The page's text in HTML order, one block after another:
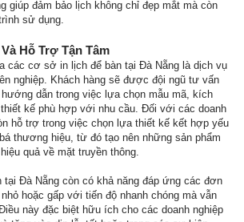
giúp đảm bảo lịch không chỉ đẹp mắt mà còn
sử dụng.
Hỗ Trợ Tận Tâm
các cơ sở in lịch để bàn tại Đà Nẵng là dịch vụ
nghiệp. Khách hàng sẽ được đội ngũ tư vấn
dẫn trong việc lựa chọn mẫu mã, kích
kế phù hợp với nhu cầu. Đối với các doanh
hỗ trợ trong việc chọn lựa thiết kế kết hợp yếu
thương hiệu, từ đó tạo nên những sản phẩm
quả về mặt truyền thông.
tại Đà Nẵng còn có khả năng đáp ứng các đơn
hoặc gấp với tiến độ nhanh chóng mà vẫn
này đặc biệt hữu ích cho các doanh nghiệp